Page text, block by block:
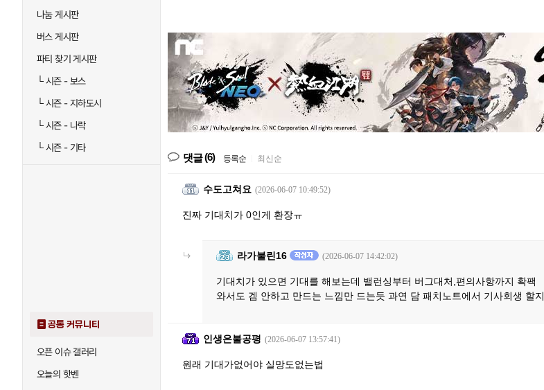
나눔 게시판
버스 게시판
파티 찾기 게시판
└시즌 - 보스
└시즌 - 지하도시
└시즌 - 나락
└시즌 - 기타
공통 커뮤니티
오픈 이슈 갤러리
오늘의 핫벤
댓글(6) 등록순 최신순
수도고쳐요 (2026-06-07 10:49:52)
진짜 기대치가 0인게 환장ㅠ
라가불린16 (2026-06-07 14:42:02)
기대치가 있으면 기대를 해보는데 밸런싱부터 버그대처,편의사항까지 확팩
와서도 겜 안하고 만드는 느낌만 드는듯 과연 담 패치노트에서 기사회생 할지
인생은불공평 (2026-06-07 13:57:41)
원래 기대가없어야 실망도없는법